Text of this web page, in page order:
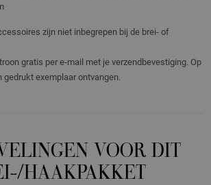
zijn niet inbegrepen bij de brei- of
gratis per e-mail met je verzendbevestiging. Op
gedrukt exemplaar ontvangen.
VOOR DIT
HAAKPAKKET